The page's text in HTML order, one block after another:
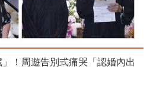
！周遊告別式痛哭「認婚內出